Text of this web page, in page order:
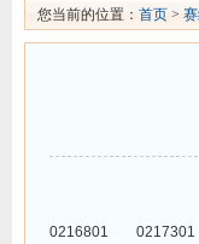
您当前的位置： 首页 >
0216801 0217301